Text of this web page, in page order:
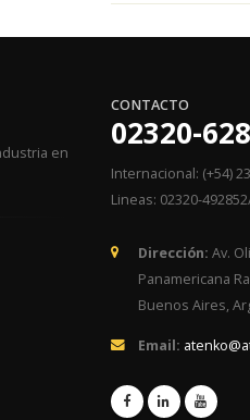
en
CONTACTO
02320-
Internacional: (+54)
Lineas: 02320-
Dirección: Av.
Panamericana
Buenos Aires,
Email: